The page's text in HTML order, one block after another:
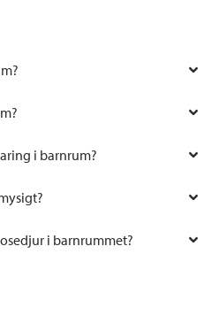
i barnrum?
i barnrummet?